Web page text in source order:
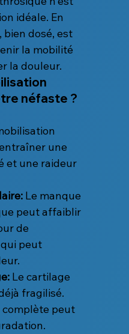
idéale. En
dosé, est
la mobilité
la douleur.
néfaste ?
une
et une raideur
Le manque
peut affaiblir
de
peut
Le cartilage
fragilisé.
peut